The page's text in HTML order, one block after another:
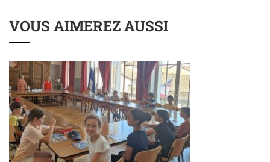
VOUS AIMEREZ AUSSI